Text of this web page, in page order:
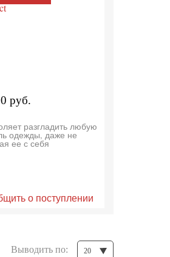
руб.
разгладить любую
одежды, даже не
ее с себя
о поступлении
Выводить по: 20